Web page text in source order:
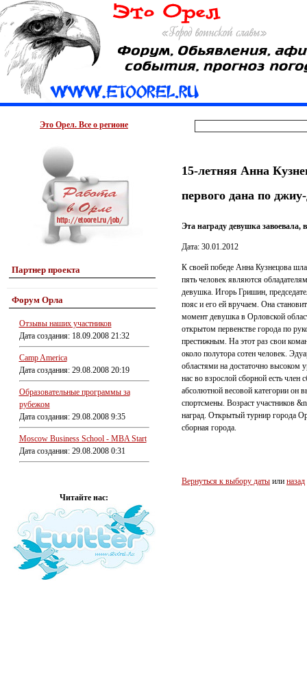
Это Орел. Все о регионе
Партнер проекта
Форум Орла
Отзывы наших участников
Дата создания: 18.09.2008 21:32
Camp America
Дата создания: 29.08.2008 20:19
Образовательные программы за
рубежом
Дата создания: 29.08.2008 9:35
Moscow Business School - MBA Start
Дата создания: 29.08.2008 0:31
Читайте нас:
15-летняя Анна
первого дана по
Эта награду девушка завоевала,
Дата: 30.01.2012
К своей победе Анна Кузнецова
пять человек являются
девушка. Игорь Гришин,
пояс и его ей вручаем. Она
момент девушка в Орловской
открытом первенстве города по
престижным. На этот раз свои
около полутора сотен человек.
областями на достаточно высоком
нас во взрослой сборной есть
абсолютной весовой категории он
спортсмены. Возраст участников
наград. Открытый турнир города
сборная города.
Вернуться к выбору даты или назад